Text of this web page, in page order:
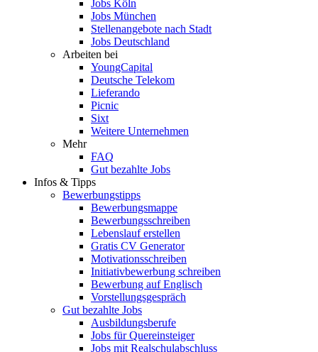
Jobs Köln
Jobs München
Stellenangebote nach Stadt
Jobs Deutschland
Arbeiten bei
YoungCapital
Deutsche Telekom
Lieferando
Picnic
Sixt
Weitere Unternehmen
Mehr
FAQ
Gut bezahlte Jobs
Infos & Tipps
Bewerbungstipps
Bewerbungsmappe
Bewerbungsschreiben
Lebenslauf erstellen
Gratis CV Generator
Motivationsschreiben
Initiativbewerbung schreiben
Bewerbung auf Englisch
Vorstellungsgespräch
Gut bezahlte Jobs
Ausbildungsberufe
Jobs für Quereinsteiger
Jobs mit Realschulabschluss